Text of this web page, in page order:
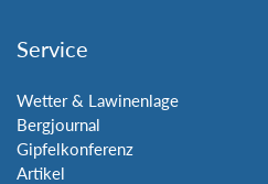
Service
Wetter & Lawinenlage
Bergjournal
Gipfelkonferenz
Artikel